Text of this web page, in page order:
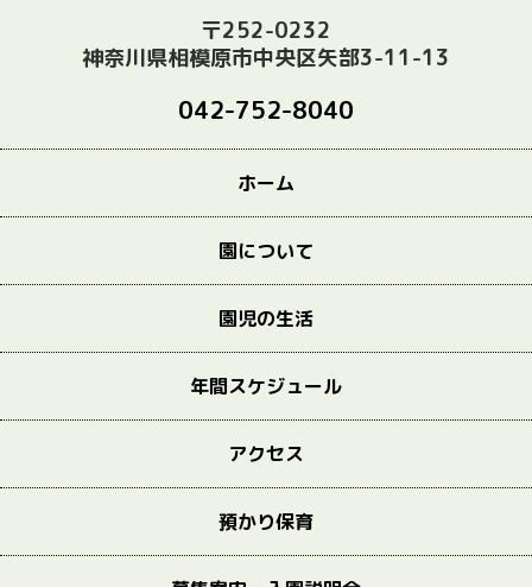
〒252-0232
神奈川県相模原市中央区矢部3-11-13
042-752-8040
ホーム
園について
園児の生活
年間スケジュール
アクセス
預かり保育